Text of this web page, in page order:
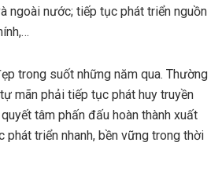
ngoài nước; tiếp tục phát triển nguồn
trong suốt những năm qua. Thường
mãn phải tiếp tục phát huy truyền
tâm phấn đấu hoàn thành xuất
triển nhanh, bền vững trong thời